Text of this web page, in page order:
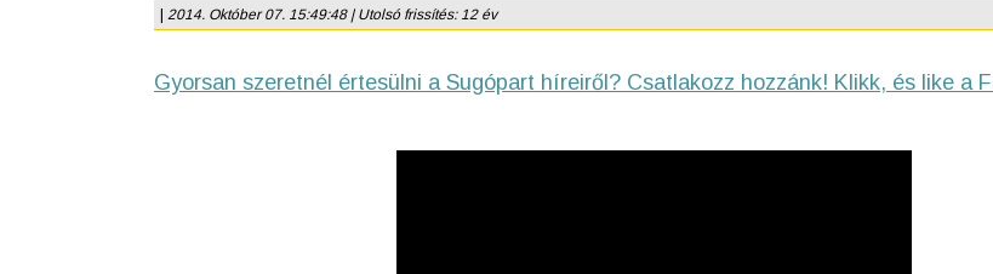
2014. Október 07. 15:49:48 | Utolsó frissítés: 12 év
Gyorsan szeretnél értesülni a Sugópart híreiről? Csatlakozz hozzánk! Klikk, és like a